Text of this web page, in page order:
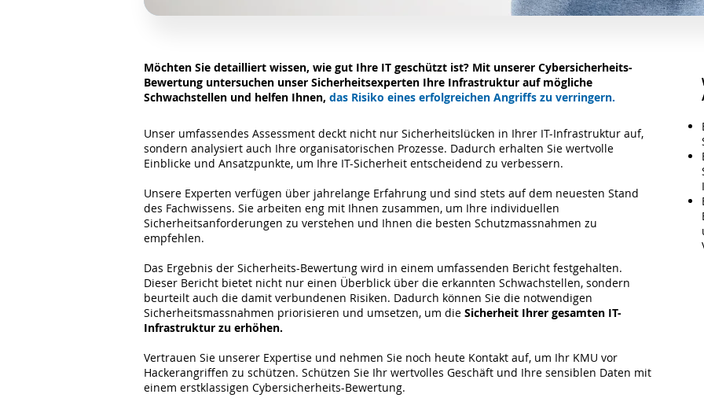
Möchten Sie detailliert wissen, wie gut Ihre IT geschützt ist? Mit unserer Cybersicherheits-
Bewertung untersuchen unser Sicherheitsexperten Ihre Infrastruktur auf mögliche
Schwachstellen und helfen Ihnen, das Risiko eines erfolgreichen Angriffs zu verringern.
Unser umfassendes Assessment deckt nicht nur Sicherheitslücken in Ihrer IT-Infrastruktur auf,
sondern analysiert auch Ihre organisatorischen Prozesse. Dadurch erhalten Sie wertvolle
Einblicke und Ansatzpunkte, um Ihre IT-Sicherheit entscheidend zu verbessern.
Unsere Experten verfügen über jahrelange Erfahrung und sind stets auf dem neuesten Stand
des Fachwissens. Sie arbeiten eng mit Ihnen zusammen, um Ihre individuellen
Sicherheitsanforderungen zu verstehen und Ihnen die besten Schutzmassnahmen zu
empfehlen.
Das Ergebnis der Sicherheits-Bewertung wird in einem umfassenden Bericht festgehalten.
Dieser Bericht bietet nicht nur einen Überblick über die erkannten Schwachstellen, sondern
beurteilt auch die damit verbundenen Risiken. Dadurch können Sie die notwendigen
Sicherheitsmassnahmen priorisieren und umsetzen, um die Sicherheit Ihrer gesamten IT-
Infrastruktur zu erhöhen.
Vertrauen Sie unserer Expertise und nehmen Sie noch heute Kontakt auf, um Ihr KMU vor
Hackerangriffen zu schützen. Schützen Sie Ihr wertvolles Geschäft und Ihre sensiblen Daten mit
einem erstklassigen Cybersicherheits-Bewertung.